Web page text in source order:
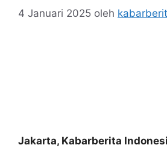
4 Januari 2025 oleh
Jakarta, Kabarberita